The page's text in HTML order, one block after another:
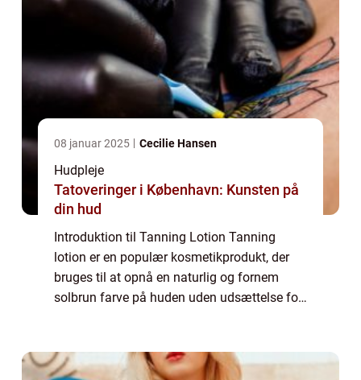
08 januar 2025 Cecilie Hansen
Hudpleje
Tatoveringer i København: Kunsten på
din hud
Introduktion til Tanning Lotion Tanning
lotion er en populær kosmetikprodukt, der
bruges til at opnå en naturlig og fornem
solbrun farve på huden uden udsættelse for